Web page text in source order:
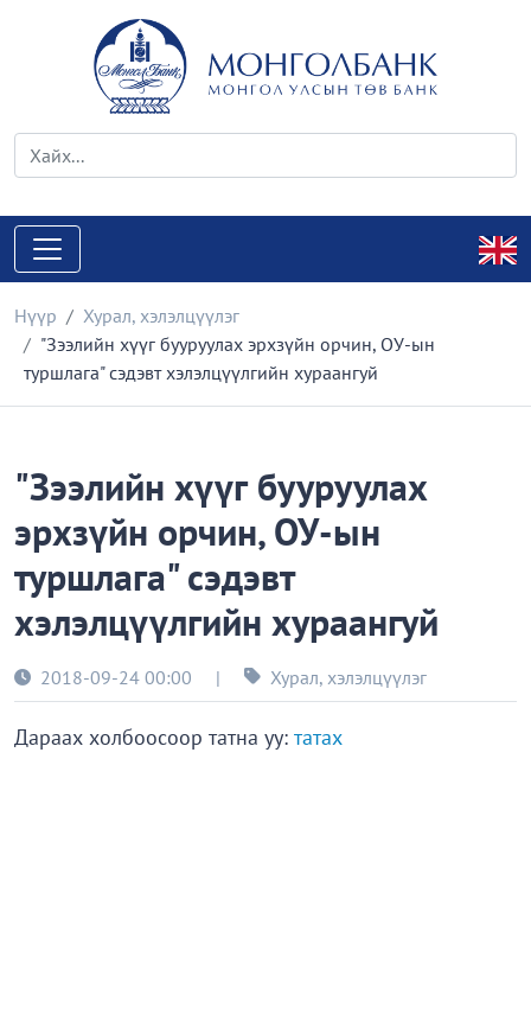
Нүүр
Хурал, хэлэлцүүлэг
"Зээлийн хүүг бууруулах эрхзүйн орчин, ОУ-ын
туршлага" сэдэвт хэлэлцүүлгийн хураангуй
"Зээлийн хүүг бууруулах
эрхзүйн орчин, ОУ-ын
туршлага" сэдэвт
хэлэлцүүлгийн хураангуй
2018-09-24 00:00 | Хурал, хэлэлцүүлэг
Дараах холбоосоор татна уу: татах